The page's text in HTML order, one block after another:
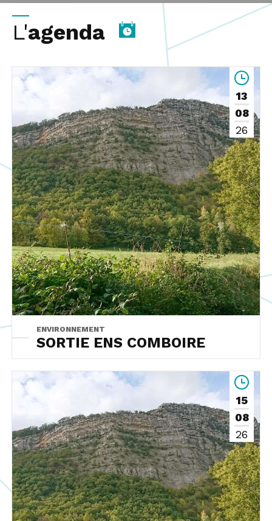
L'agenda
13
08
26
ENVIRONNEMENT
SORTIE ENS COMBOIRE
15
08
26